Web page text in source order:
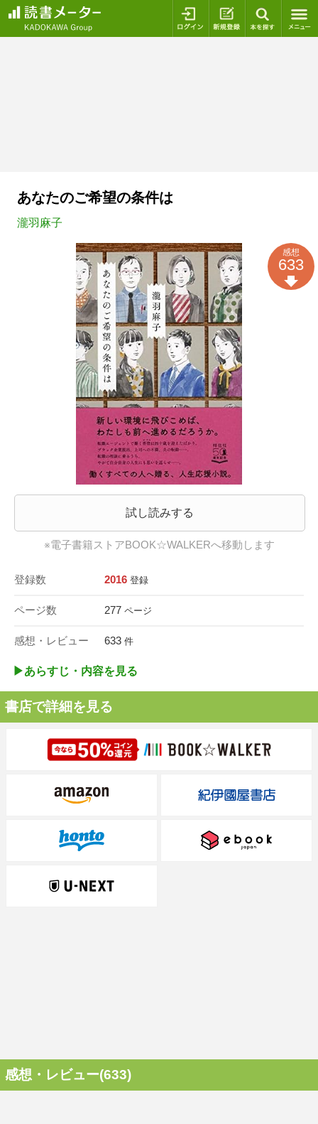
ログイン 新規登録
あなたのご希望の条件は
瀧羽麻子
試し読みする
※電子書籍ストアBOOK☆WALKERへ移動します
登録数 2016 登録
ページ数 277 ページ
感想・レビュー 633 件
感想
633
▶︎あらすじ・内容を見る
書店で詳細を見る
感想・レビュー(633)